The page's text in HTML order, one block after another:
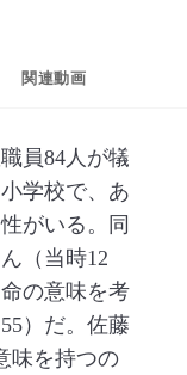
有
関連動画
員84人が犠
学校で、あ
がいる。同
（当時12
の意味を考
）だ。佐藤
味を持つの